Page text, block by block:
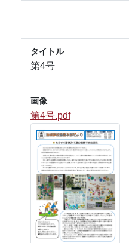
タイトル
第4号
画像
第4号.pdf